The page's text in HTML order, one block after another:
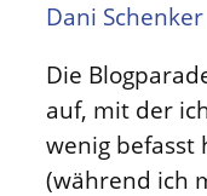
Dani Schenker
Die
auf, mit der
wenig befasst
(während ich